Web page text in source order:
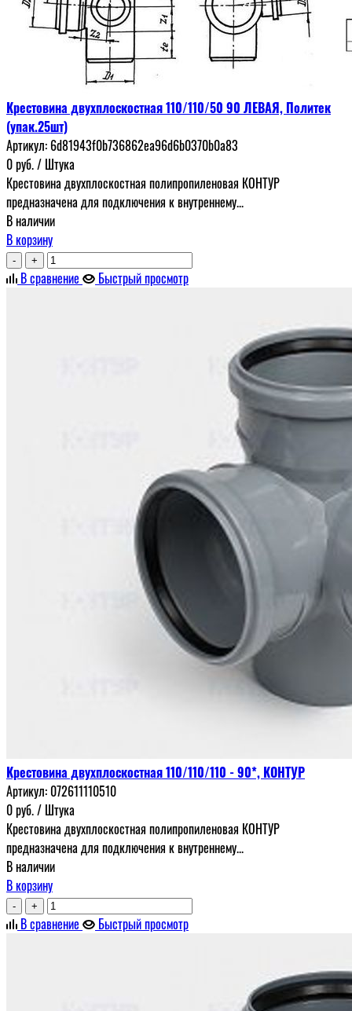
Крестовина двухплоскостная 110/110/50 90 ЛЕВАЯ, Политек
(упак.25шт)
Артикул: 6d81943f0b736862ea96d6b0370b0a83
0руб./ Штука
Крестовина двухплоскостная полипропиленовая КОНТУР
предназначена для подключения к внутреннему...
В наличии
В корзину
- +
В сравнение Быстрый просмотр
Крестовина двухплоскостная 110/110/110 - 90*, КОНТУР
Артикул: 072611110510
0руб./ Штука
Крестовина двухплоскостная полипропиленовая КОНТУР
предназначена для подключения к внутреннему...
В наличии
В корзину
- +
В сравнение Быстрый просмотр